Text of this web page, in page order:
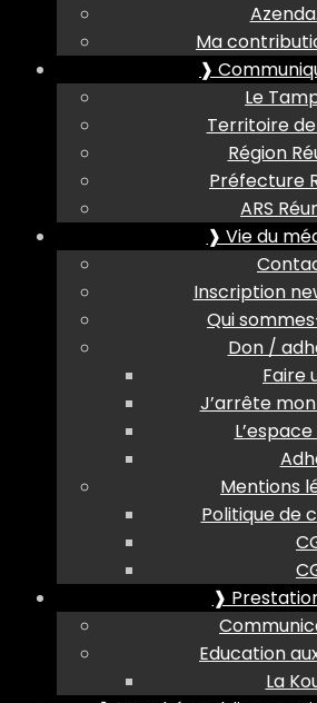
Ma
❱
Le
Territoire de
Région
Préfecture
ARS
❱ Vie du
Inscription
Qui
Don /
Faire
J’arrête
Mentions
Politique de
❱
Education
La